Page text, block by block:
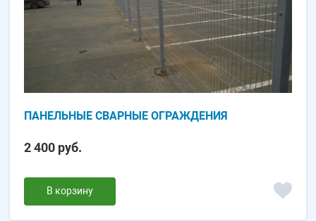
ПАНЕЛЬНЫЕ СВАРНЫЕ ОГРАЖДЕНИЯ
2 400 руб.
В корзину